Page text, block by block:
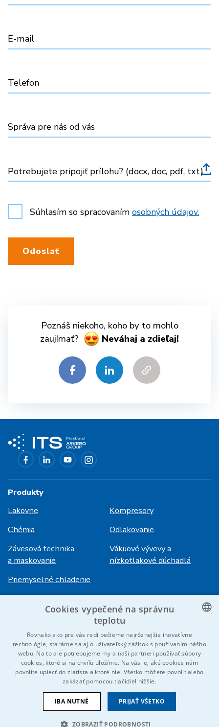
E-mail
Telefon
Správa pre nás od vás
Potrebujete pripojiť prílohu? (docx, doc, pdf, txt)
Súhlasím so spracovaním osobných údajov.
Odoslať
Poznáš niekoho, koho by to mohlo
zaujímať?
Neváhaj a zdieľaj!
Produkty
Lakovne
Kompresory
Chémia
Odlakovanie
Závesová technika
a maskovanie
Vákuové vývevy a
nízkotlakové dúchadlá
Priemyselné chladenie
Kariéra
Referencie
Kontaktujte nás
Prihlásenie
HiVision
Technické listy
CZECH
GERMAN
Cookies vypečené na správnu
teplotu
Rovnako ako pre vás radi pečieme najrôznejšie inovatívne
technológie, staráme sa aj o užívateľský zážitok s používaním nášho
webu. Na to ale potrebujeme my a naši partneri používať súbory
cookies, ktoré si na chvíľu uložíme. Na vás je, aké cookies nám
povolíte upiecť do zlatista a ktoré nie. Všetko môžete povoliť alebo
zakázať pomocou tlačidiel nižšie.
PRIJAŤ VŠETKO
IBA NUTNÉ
ZOBRAZIŤ PODROBNOSTI